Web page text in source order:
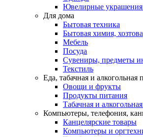
Ювелирные украшения
Для дома
Бытовая техника
Бытовая химия,
Мебель
Посуда
Сувениры, предметы
Текстиль
Еда, табачная и алкогольная
Овощи и фрукты
Продукты питания
Табачная и
Компьютеры, телефония,
Канцелярские товары
Компьютеры и